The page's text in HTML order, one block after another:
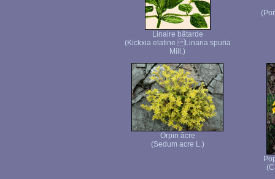
Linaire bâtarde
(Kickxia elatine Linaria spuria
Mill.)
Orpin âcre
(Sedum acre L.)